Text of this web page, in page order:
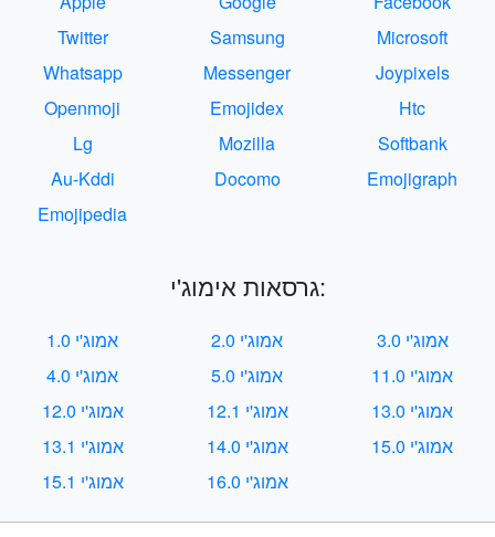
Twitter
Samsung
Microsoft
Whatsapp
Messenger
Joypixels
Openmoji
Emojidex
Htc
Lg
Mozilla
Softbank
Au-Kddi
Docomo
Emojigraph
Emojipedia
גרסאות אימוג'י:
אמוג'י 1.0 אמוג'י 2.0
אמוג'י 3.0
אמוג'י 4.0
אמוג'י 5.0
אמוג'י 11.0
אמוג'י 12.0
אמוג'י 12.1
אמוג'י 13.0
אמוג'י 13.1
אמוג'י 14.0
אמוג'י 15.0
אמוג'י 15.1
אמוג'י 16.0